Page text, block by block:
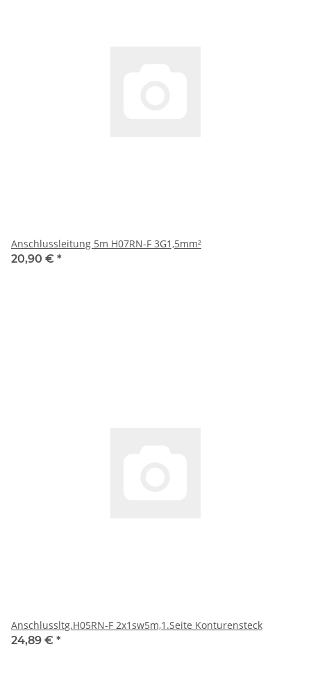
Anschlussleitung 5m H07RN-F 3G1,5mm²
20,90 € *
Anschlussltg.H05RN-F 2x1sw5m,1.Seite Konturensteck
24,89 € *